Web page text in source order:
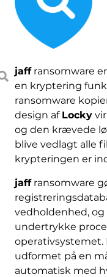
jaffransomware
en kryptering
ransomware
design af Locky
og den krævede
blive vedlagt alle
krypteringen er
jaffransomware
vedholdenhed,
undertrykke
operativsystemet.
udformet på en
automatisk med